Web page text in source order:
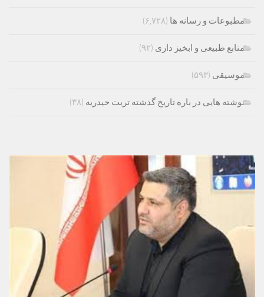
مطبوعات و رسانه ها (۶,۷۲۸)
منابع طبیعی و ابخیز داری (۹۲)
موسیقی (۵۹۳)
نوشته هایی در باره تاریخ گذشته تربت حیدریه (۳۸)